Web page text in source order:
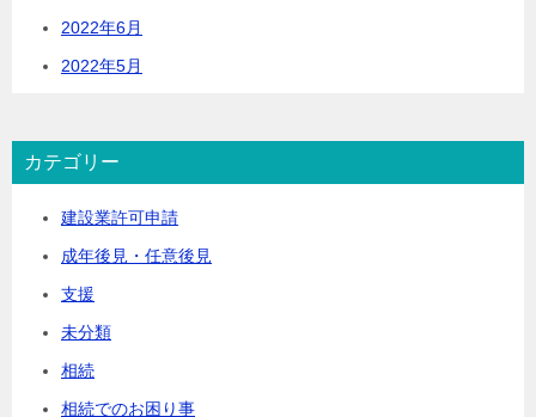
2022年6月
2022年5月
カテゴリー
建設業許可申請
成年後見・任意後見
支援
未分類
相続
相続でのお困り事